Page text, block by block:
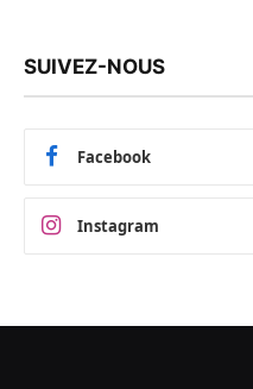
SUIVEZ-NOUS
Facebook
Instagram